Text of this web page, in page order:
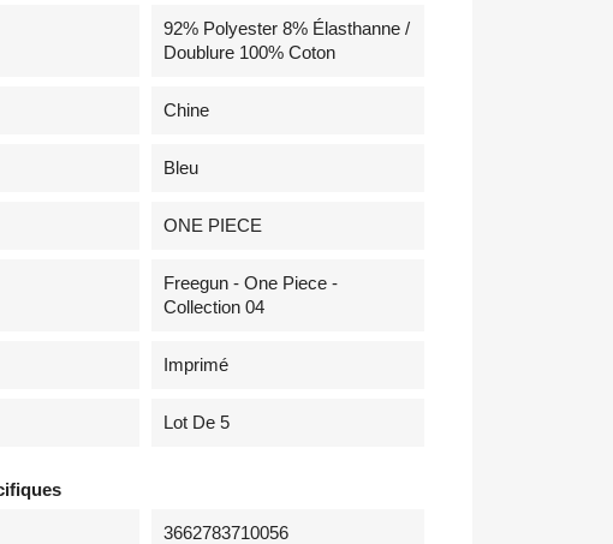
92% Polyester 8% Élasthanne /
Doublure 100% Coton
Chine
Bleu
ONE PIECE
Freegun - One Piece -
Collection 04
Imprimé
Lot De 5
3662783710056